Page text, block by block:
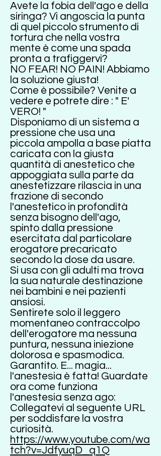
Avete la fobia dell'ago e della
siringa? Vi angoscia la punta
di quel piccolo strumento di
tortura che nella vostra
mente è come una spada
pronta a trafiggervi?
NO FEAR! NO PAIN! Abbiamo
la soluzione giusta!
Come è possibile? Venite a
vedere e potrete dire : " E'
VERO! "
Disponiamo di un sistema a
pressione che usa una
piccola ampolla a base piatta
caricata con la giusta
quantità di anestetico che
appoggiata sulla parte da
anestetizzare rilascia in una
frazione di secondo
l'anestetico in profondità
senza bisogno dell'ago,
spinto dalla pressione
esercitata dal particolare
erogatore precaricato
secondo la dose da usare.
Si usa con gli adulti ma trova
la sua naturale destinazione
nei bambini e nei pazienti
ansiosi.
Sentirete solo il leggero
momentaneo contraccolpo
dell'erogatore ma nessuna
puntura, nessuna iniezione
dolorosa e spasmodica.
Garantito. E... magia...
l'anestesia è fatta! Guardate
ora come funziona
l'anestesia senza ago:
Collegatevi al seguente URL
per soddisfare la vostra
curiosità.
https://www.youtube.com/wa
tch?v=JdfyuqD_q1Q